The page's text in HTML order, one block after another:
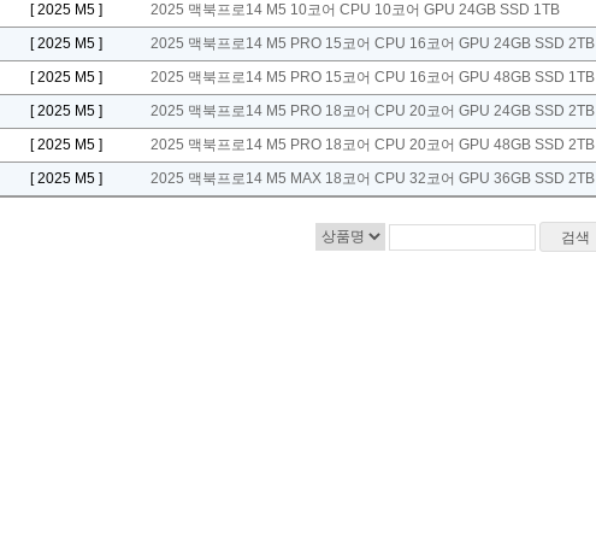
[ 2025 M5 ]
2025 맥북프로14 M5 10코어 CPU 10코어 GPU 24GB SSD 1TB
[ 2025 M5 ]
2025 맥북프로14 M5 PRO 15코어 CPU 16코어 GPU 24GB SSD 2TB
[ 2025 M5 ]
2025 맥북프로14 M5 PRO 15코어 CPU 16코어 GPU 48GB SSD 1TB
[ 2025 M5 ]
2025 맥북프로14 M5 PRO 18코어 CPU 20코어 GPU 24GB SSD 2TB
[ 2025 M5 ]
2025 맥북프로14 M5 PRO 18코어 CPU 20코어 GPU 48GB SSD 2TB
[ 2025 M5 ]
2025 맥북프로14 M5 MAX 18코어 CPU 32코어 GPU 36GB SSD 2TB